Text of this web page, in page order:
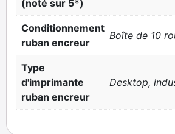
(noté sur 5*)
Conditionnement
ruban encreur
Boîte de 10
Type
d'imprimante
ruban encreur
Desktop,